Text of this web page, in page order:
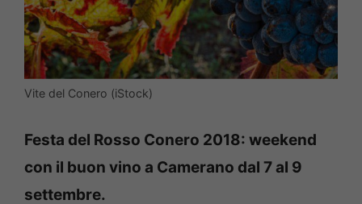
Vite del Conero (iStock)
Festa del Rosso Conero 2018: weekend
con il buon vino a Camerano dal 7 al 9
settembre.